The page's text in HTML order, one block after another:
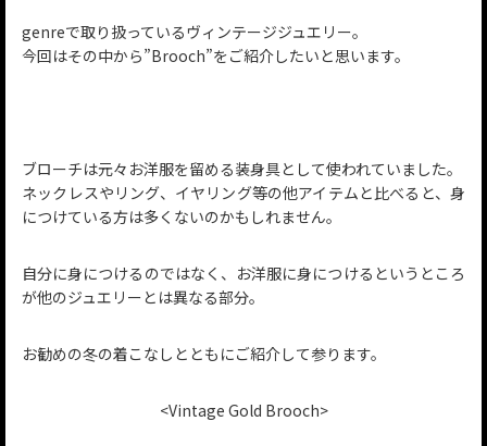
genreで取り扱っているヴィンテージジュエリー。
今回はその中から”Brooch”をご紹介したいと思います。
ブローチは元々お洋服を留める装身具として使われていました。
ネックレスやリング、イヤリング等の他アイテムと比べると、身
につけている方は多くないのかもしれません。
自分に身につけるのではなく、お洋服に身につけるというところ
が他のジュエリーとは異なる部分。
お勧めの冬の着こなしとともにご紹介して参ります。
<Vintage Gold Brooch>